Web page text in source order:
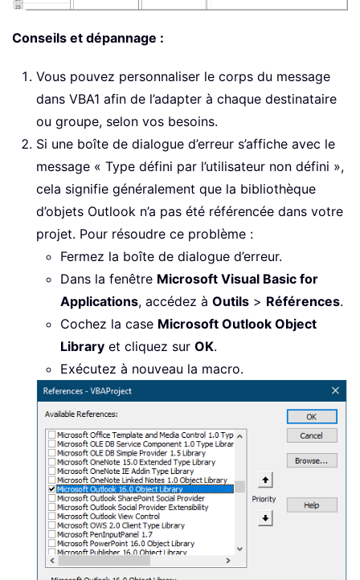
Conseils et dépannage :
Vous pouvez personnaliser le corps du message
dans VBA1 afin de l’adapter à chaque destinataire
ou groupe, selon vos besoins.
Si une boîte de dialogue d’erreur s’affiche avec le
message « Type défini par l’utilisateur non défini »,
cela signifie généralement que la bibliothèque
d’objets Outlook n’a pas été référencée dans votre
projet. Pour résoudre ce problème :
Fermez la boîte de dialogue d’erreur.
Dans la fenêtre Microsoft Visual Basic for
Applications, accédez à Outils > Références.
Cochez la case Microsoft Outlook Object
Library et cliquez sur OK.
Exécutez à nouveau la macro.